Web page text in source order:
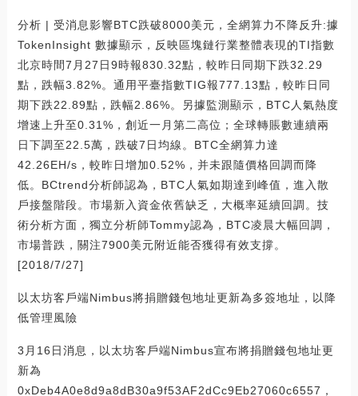
分析 | 受消息影響BTC跌破8000美元，全網算力不降反升:據
TokenInsight 數據顯示，反映區塊鏈行業整體表現的TI指數
北京時間7月27日9時報830.32點，較昨日同期下跌32.29
點，跌幅3.82%。通用平臺指數TIG報777.13點，較昨日同
期下跌22.89點，跌幅2.86%。另據監測顯示，BTC人氣熱度
增速上升至0.31%，創近一月第二高位；全球轉賬數連續兩
日下調至22.5萬，跌破7日均線。BTC全網算力達
42.26EH/s，較昨日增加0.52%，并未跟隨價格回調而降
低。BCtrend分析師認為，BTC人氣如期達到峰值，進入散
戶接盤階段。市場新入資金依舊缺乏，大概率延續回調。技
術分析方面，獨立分析師Tommy認為，BTC凌晨大幅回調，
市場普跌，關注7900美元附近能否獲得有效支撐。
[2018/7/27]
以太坊客戶端Nimbus將捐贈錢包地址更新為多簽地址，以降
低管理風險
3月16日消息，以太坊客戶端Nimbus宣布將捐贈錢包地址更
新為
0xDeb4A0e8d9a8dB30a9f53AF2dCc9Eb27060c6557，